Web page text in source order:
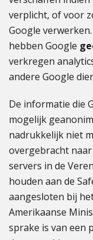
verplicht, of voor
Google
hebben Google
verkregen
andere Google
De informatie die
mogelijk
nadrukkelijk niet
overgebracht
servers in de
houden aan de
aangesloten bij
Amerikaanse
sprake is van een